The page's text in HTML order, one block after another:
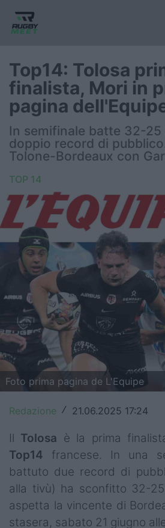
Nazionale
Nazionali giovanili
Rugby Sevens
FIR
Internazionale
6 Nazioni
United Rugby
Top14
Premiership
Champions Cup
Challenge Cup
World Rugby
Rugby World Cup
Super Rugby
Rugby in TV
Mercato
Serie A Elite
Top14: Tolosa
finalista, Mori in
pagina
In semifinale batte 32-25
doppio record di
Tolone-Bordeaux con
TOP 14
Foto prima pagina de L'Equipe
Redazione / 21.06.2025 17:24
Il Tolosa è la prima
Top14 francese. In una
battuto due record di
alla tivù) ha sconfitto 32-
aspetta la vincente di
stasera, sabato 21 giugno